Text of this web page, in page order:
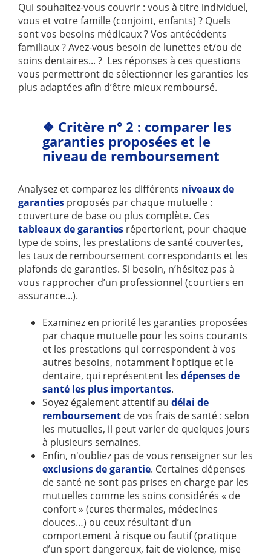
Qui souhaitez-vous couvrir : vous à titre individuel,
vous et votre famille (conjoint, enfants) ? Quels
sont vos besoins médicaux ? Vos antécédents
familiaux ? Avez-vous besoin de lunettes et/ou de
soins dentaires... ? Les réponses à ces questions
vous permettront de sélectionner les garanties les
plus adaptées afin d’être mieux remboursé.
❖ Critère n° 2 : comparer les
garanties proposées et le
niveau de remboursement
Analysez et comparez les différents niveaux de
garanties proposés par chaque mutuelle :
couverture de base ou plus complète. Ces
tableaux de garanties répertorient, pour chaque
type de soins, les prestations de santé couvertes,
les taux de remboursement correspondants et les
plafonds de garanties. Si besoin, n’hésitez pas à
vous rapprocher d’un professionnel (courtiers en
assurance...).
Examinez en priorité les garanties proposées
par chaque mutuelle pour les soins courants
et les prestations qui correspondent à vos
autres besoins, notamment l’optique et le
dentaire, qui représentent les dépenses de
santé les plus importantes.
Soyez également attentif au délai de
remboursement de vos frais de santé : selon
les mutuelles, il peut varier de quelques jours
à plusieurs semaines.
Enfin, n'oubliez pas de vous renseigner sur les
exclusions de garantie. Certaines dépenses
de santé ne sont pas prises en charge par les
mutuelles comme les soins considérés « de
confort » (cures thermales, médecines
douces…) ou ceux résultant d’un
comportement à risque ou fautif (pratique
d’un sport dangereux, fait de violence, mise